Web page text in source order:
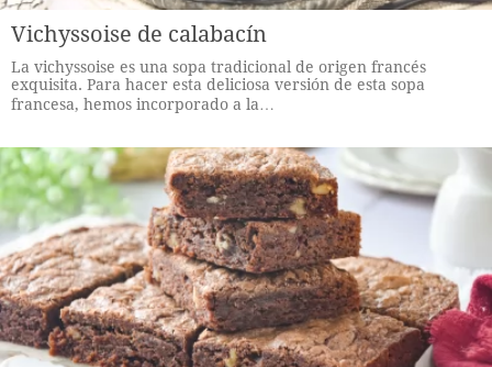
Vichyssoise de calabacín
La vichyssoise es una sopa tradicional de origen francés
exquisita. Para hacer esta deliciosa versión de esta sopa
francesa, hemos incorporado a la…